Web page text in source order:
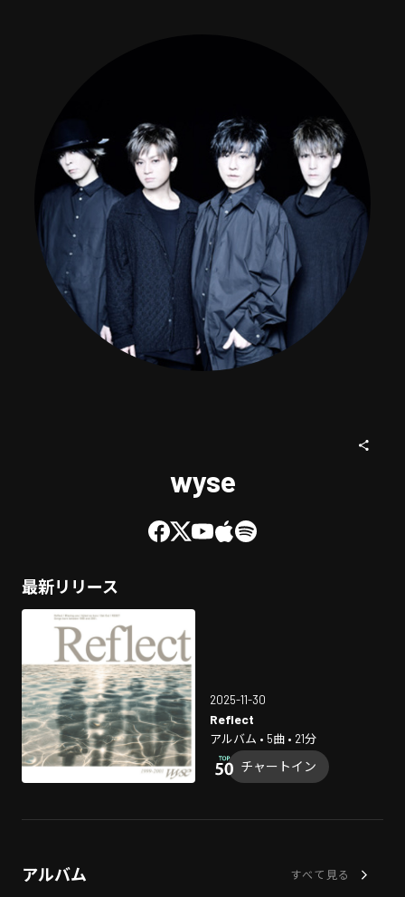
wyse
最新リリース
2025-11-30
Reflect
アルバム • 5曲 • 21分
チャートイン
アルバム すべて見る